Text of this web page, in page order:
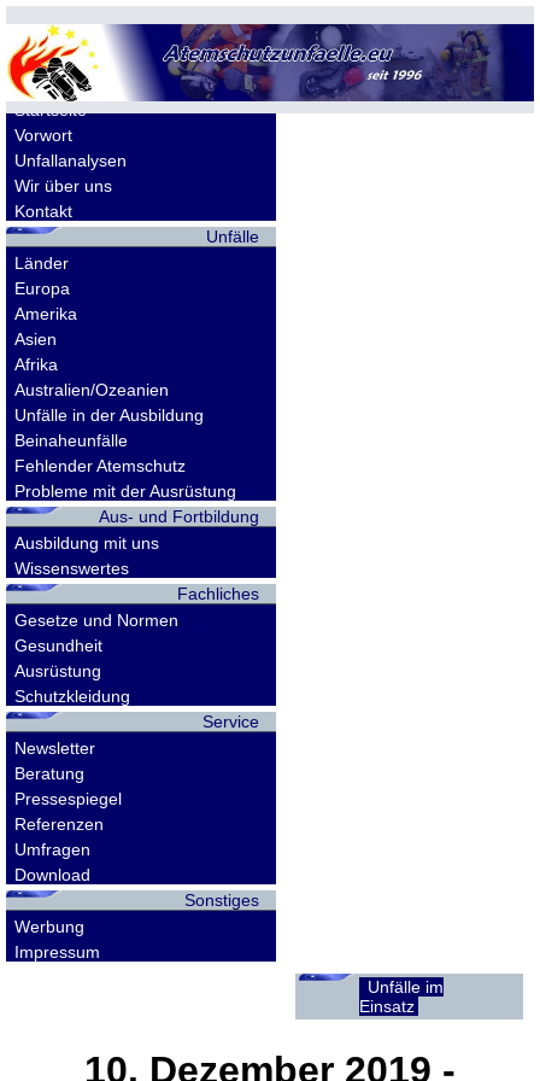
Allgemeines
Startseite
Vorwort
Unfallanalysen
Wir über uns
Kontakt
Unfälle
Länder
Europa
Amerika
Asien
Afrika
Australien/Ozeanien
Unfälle in der Ausbildung
Beinaheunfälle
Fehlender Atemschutz
Probleme mit der Ausrüstung
Aus- und Fortbildung
Ausbildung mit uns
Wissenswertes
Fachliches
Gesetze und Normen
Gesundheit
Ausrüstung
Schutzkleidung
Service
Newsletter
Beratung
Pressespiegel
Referenzen
Umfragen
Download
Sonstiges
Werbung
Impressum
Unfälle im
Einsatz
10. Dezember 2019 -